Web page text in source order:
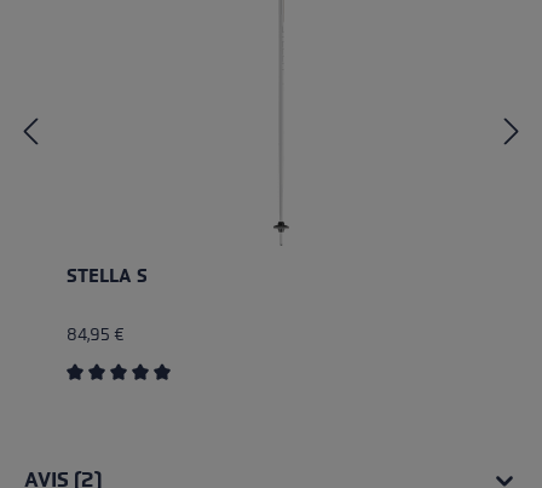
STELLA S
84,95 €
AVIS (2)